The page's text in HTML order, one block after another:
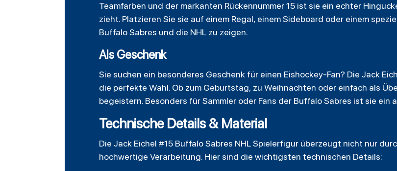
Teamfarben und der markanten Rückennummer 15 ist sie ein echter
zieht. Platzieren Sie sie auf einem Regal, einem Sideboard oder einem
Buffalo Sabres und die NHL zu zeigen.
Als Geschenk
Sie suchen ein besonderes Geschenk für einen Eishockey-Fan? Die Jack
die perfekte Wahl. Ob zum Geburtstag, zu Weihnachten oder einfach als
begeistern. Besonders für Sammler oder Fans der Buffalo Sabres ist sie ein
Technische Details & Material
Die Jack Eichel #15 Buffalo Sabres NHL Spielerfigur überzeugt nicht nur
hochwertige Verarbeitung. Hier sind die wichtigsten technischen Details: